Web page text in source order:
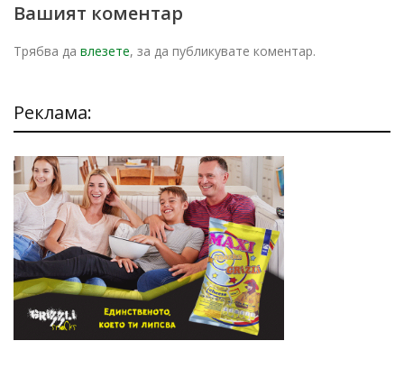
Вашият коментар
Трябва да влезете, за да публикувате коментар.
Реклама: